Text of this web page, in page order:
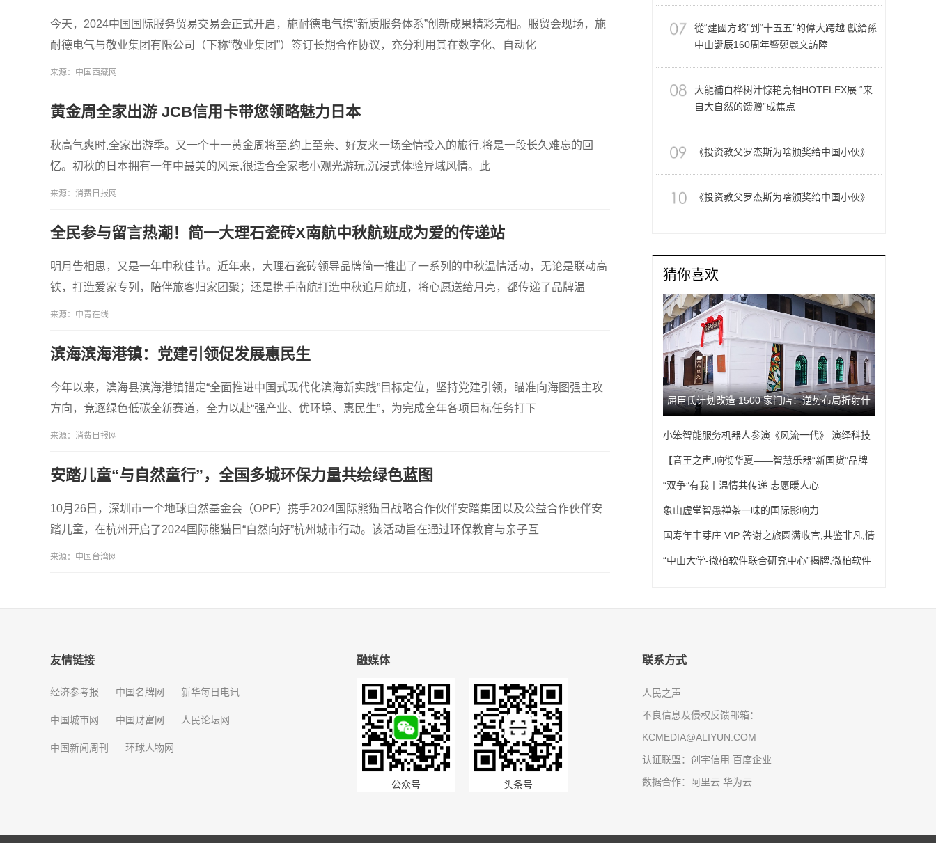
今天，2024中国国际服务贸易交易会正式开启，施耐德电气携“新质服务体系”创新成果精彩亮相。服贸会现场，施
耐德电气与敬业集团有限公司（下称“敬业集团”）签订长期合作协议，充分利用其在数字化、自动化
来源：中国西藏网
黄金周全家出游 JCB信用卡带您领略魅力日本
秋高气爽时,全家出游季。又一个十一黄金周将至,约上至亲、好友来一场全情投入的旅行,将是一段长久难忘的回
忆。初秋的日本拥有一年中最美的风景,很适合全家老小观光游玩,沉浸式体验异域风情。此
来源：消费日报网
全民参与留言热潮！简一大理石瓷砖X南航中秋航班成为爱的传递站
明月告相思，又是一年中秋佳节。近年来，大理石瓷砖领导品牌简一推出了一系列的中秋温情活动，无论是联动高
铁，打造爱家专列，陪伴旅客归家团聚；还是携手南航打造中秋追月航班，将心愿送给月亮，都传递了品牌温
来源：中青在线
滨海滨海港镇：党建引领促发展惠民生
今年以来，滨海县滨海港镇锚定“全面推进中国式现代化滨海新实践”目标定位，坚持党建引领，瞄准向海图强主攻
方向，竞逐绿色低碳全新赛道，全力以赴“强产业、优环境、惠民生”，为完成全年各项目标任务打下
来源：消费日报网
安踏儿童“与自然童行”，全国多城环保力量共绘绿色蓝图
10月26日，深圳市一个地球自然基金会（OPF）携手2024国际熊猫日战略合作伙伴安踏集团以及公益合作伙伴安
踏儿童，在杭州开启了2024国际熊猫日“自然向好”杭州城市行动。该活动旨在通过环保教育与亲子互
来源：中国台湾网
從“建國方略”到“十五五”的偉大跨越 獻給孫
中山誕辰160周年暨鄭麗文訪陸
大龍補白桦树汁惊艳亮相HOTELEX展 “来
自大自然的馈赠”成焦点
《投资教父罗杰斯为啥颁奖给中国小伙》
《投资教父罗杰斯为啥颁奖给中国小伙》
猜你喜欢
屈臣氏计划改造 1500 家门店：逆势布局折射什
么行业新启示？
小笨智能服务机器人参演《风流一代》 演绎科技
与艺术的浪漫邂逅
【音王之声,响彻华夏——智慧乐器“新国货”品牌
引领未来】
“双争”有我丨温情共传递 志愿暖人心
象山虚堂智愚禅茶一味的国际影响力
国寿年丰芽庄 VIP 答谢之旅圆满收官,共鉴非凡,情
暖人心。
“中山大学-微柏软件联合研究中心”揭牌,微柏软件
友情链接
经济参考报 中国名牌网 新华每日电讯
中国城市网 中国财富网 人民论坛网
中国新闻周刊 环球人物网
融媒体
公众号 头条号
联系方式
人民之声
不良信息及侵权反馈邮箱：
KCMEDIA@ALIYUN.COM
认证联盟：创宇信用 百度企业
数据合作：阿里云 华为云